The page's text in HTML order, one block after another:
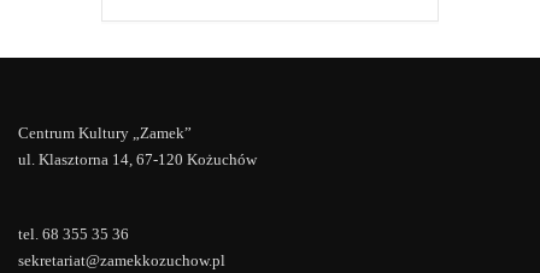
Centrum Kultury „Zamek”
ul. Klasztorna 14, 67-120 Kożuchów
tel. 68 355 35 36
sekretariat@zamekkozuchow.pl